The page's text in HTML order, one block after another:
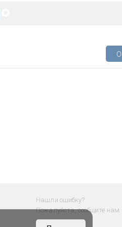
Нашли ошибку?
Пожалуйста, сообщите нам